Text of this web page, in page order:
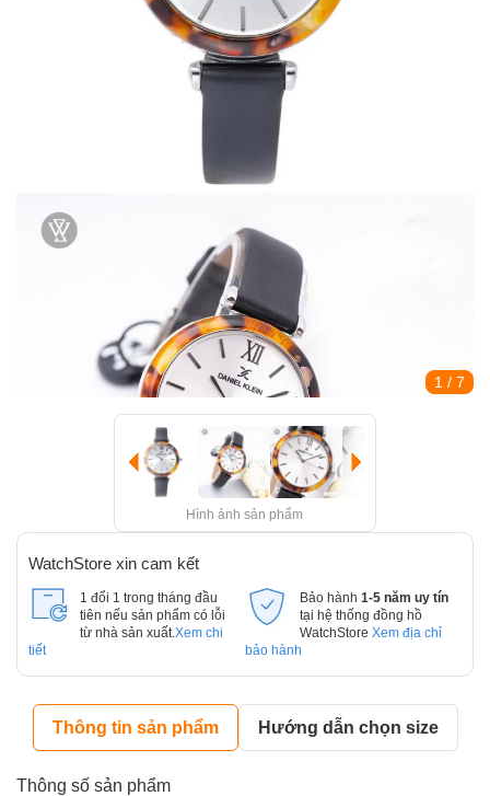
1 / 7
Hình ảnh sản phẩm
WatchStore xin cam kết
1 đổi 1 trong tháng đầu
tiên nếu sản phẩm có lỗi
từ nhà sản xuất. Xem chi
tiết
Bảo hành 1-5 năm uy tín
tại hệ thống đồng hồ
WatchStore Xem địa chỉ
bảo hành
Thông tin sản phẩm Hướng dẫn chọn size
Thông số sản phẩm